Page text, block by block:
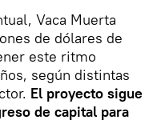
Vaca Muerta
de dólares de
este ritmo
según distintas
El proyecto sigue
de capital para